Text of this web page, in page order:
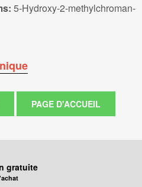
5-Hydroxy-2-methylchroman-
gratuite